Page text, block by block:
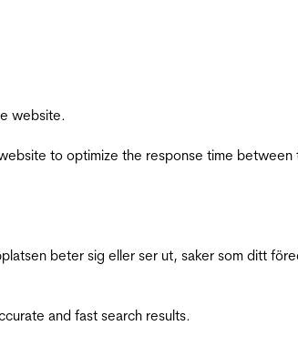
website.
to optimize the response time
beter sig eller ser ut, saker som ditt
and fast search results.